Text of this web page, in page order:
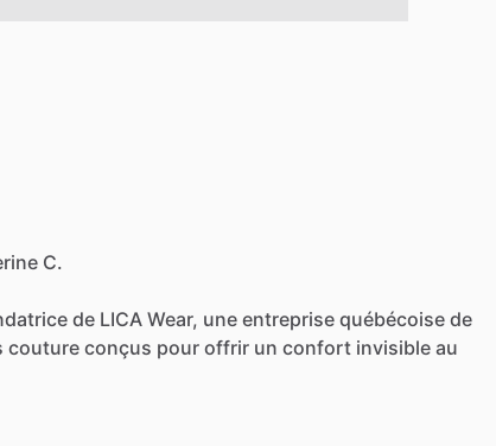
C.
de LICA Wear, une entreprise québécoise de
couture conçus pour offrir un confort invisible au